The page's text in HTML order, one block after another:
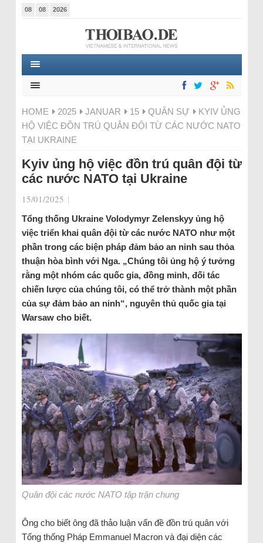
08 08 2026
HOME 2025 JANUAR 15 QUÂN SỰ
KYIV ỦNG
HỘ VIỆC ĐỒN TRÚ QUÂN ĐỘI TỪ CÁC NƯỚC NATO
TẠI UKRAINE
Kyiv ủng hộ việc đồn trú quân đội từ
các nước NATO tại Ukraine
15/01/2025 |
Tổng thống Ukraine Volodymyr Zelenskyy ủng hộ
việc triển khai quân đội từ các nước NATO như một
phần trong các biện pháp đảm bảo an ninh sau thỏa
thuận hòa bình với Nga. „Chúng tôi ủng hộ ý tưởng
rằng một nhóm các quốc gia, đồng minh, đối tác
chiến lược của chúng tôi, có thể trở thành một phần
của sự đảm bảo an ninh“, nguyên thủ quốc gia tại
Warsaw cho biết.
Quân đội các nước NATO tập trận chung
Ông cho biết ông đã thảo luận vấn đề đồn trú quân với
Tổng thống Pháp Emmanuel Macron và đại diện các